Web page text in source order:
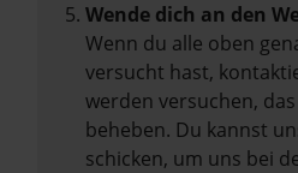
Wende dich an den
Wenn du alle oben
versucht hast,
werden versuchen,
beheben. Du kannst
schicken, um uns bei